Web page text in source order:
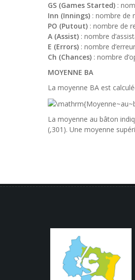
GS (Games Started) :
Inn (Innings) : nombre de
PO (Putout) : nombre de
A (Assist) : nombre
E (Errors) : nombre
Ch (Chances) : nombre
MOYENNE BA
La moyenne BA est
La moyenne au bâton
(,301). Une moyenne